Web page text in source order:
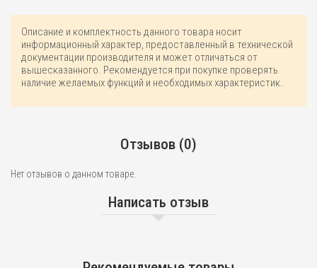
Описание и комплектность данного товара носит
информационный характер, предоставленный в технической
документации производителя и может отличаться от
вышесказанного. Рекомендуется при покупке проверять
наличие желаемых функций и необходимых характеристик.
Отзывов (0)
Нет отзывов о данном товаре.
Написать отзыв